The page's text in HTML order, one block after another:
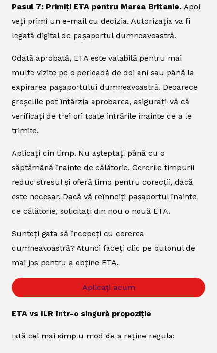
Pasul 7: Primiți ETA pentru Marea Britanie. Apoi,
veți primi un e-mail cu decizia. Autorizația va fi
legată digital de pașaportul dumneavoastră.
Odată aprobată, ETA este valabilă pentru mai
multe vizite pe o perioadă de doi ani sau până la
expirarea pașaportului dumneavoastră. Deoarece
greșelile pot întârzia aprobarea, asigurați-vă că
verificați de trei ori toate intrările înainte de a le
trimite.
Aplicați din timp. Nu așteptați până cu o
săptămână înainte de călătorie. Cererile timpurii
reduc stresul și oferă timp pentru corecții, dacă
este necesar. Dacă vă reînnoiți pașaportul înainte
de călătorie, solicitați din nou o nouă ETA.
Sunteți gata să începeți cu cererea
dumneavoastră? Atunci faceți clic pe butonul de
mai jos pentru a obține ETA.
Aplicați acum
ETA vs ILR într-o singură propoziție
Iată cel mai simplu mod de a reține regula: